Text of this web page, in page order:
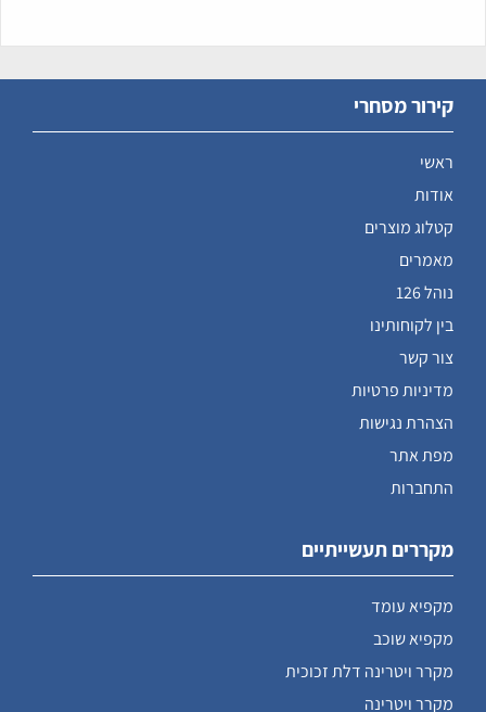
קירור מסחרי
ראשי
אודות
קטלוג מוצרים
מאמרים
נוהל 126
בין לקוחותינו
צור קשר
מדיניות פרטיות
הצהרת נגישות
מפת אתר
התחברות
מקררים תעשייתיים
מקפיא עומד
מקפיא שוכב
מקרר ויטרינה דלת זכוכית
מקרר ויטרינה